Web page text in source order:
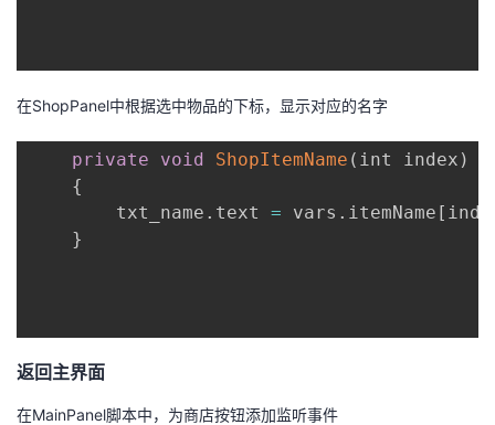
在ShopPanel中根据选中物品的下标，显示对应的名字
private void ShopItemName ( int index )
{
        txt_name
. text = vars . itemName [
}
返回主界面
在MainPanel脚本中，为商店按钮添加监听事件